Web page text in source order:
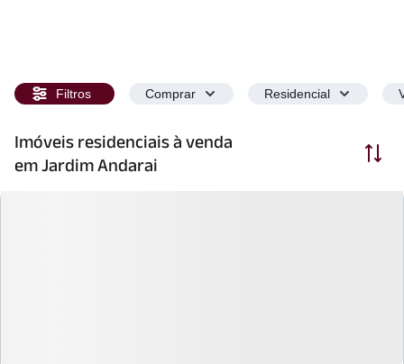
Filtros Comprar Residencial
Imóveis residenciais à venda
em Jardim Andarai
Ordenar